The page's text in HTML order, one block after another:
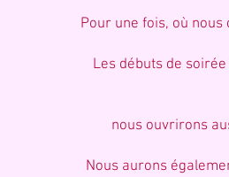
Pour une fois, où
Les débuts de
nous ouvrirons
Nous aurons